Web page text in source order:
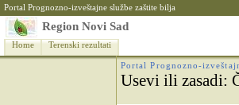
Portal Prognozno-izveštajne službe zaštite bilja
Region Novi Sad
Home Terenski rezultati
Portal Prognozno-
Usevi ili zasadi: